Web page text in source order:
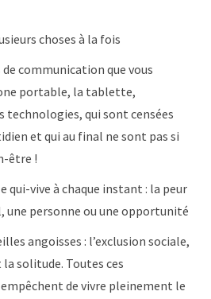
choses à la fois
communication que vous
portable, la tablette,
technologies, qui sont censées
et qui au final ne sont pas si
être !
qui-vive à chaque instant : la peur
une personne ou une opportunité
angoisses : l’exclusion sociale,
solitude. Toutes ces
de vivre pleinement le